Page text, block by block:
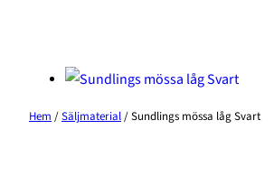
Hem /Säljmaterial/ Sundlings mössa låg Svart